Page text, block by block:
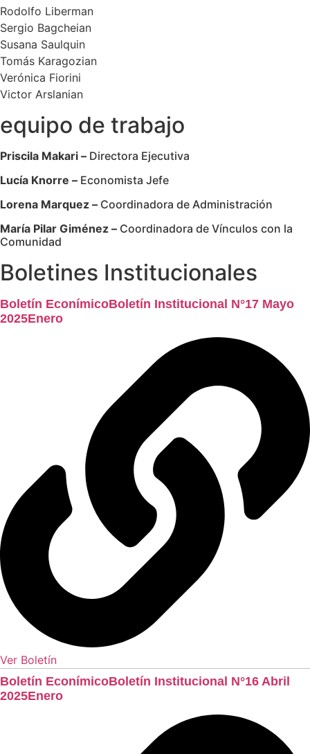
Rodolfo Liberman
Sergio Bagcheian
Susana Saulquin
Tomás Karagozian
Verónica Fiorini
Victor Arslanian
equipo de trabajo
Priscila Makari – Directora Ejecutiva
Lucía Knorre – Economista Jefe
Lorena Marquez – Coordinadora de Administración
María Pilar Giménez – Coordinadora de Vínculos con la
Comunidad
Boletines Institucionales
Boletín EconímicoBoletín Institucional N°17 Mayo
2025Enero
Ver Boletín
Boletín EconímicoBoletín Institucional N°16 Abril
2025Enero